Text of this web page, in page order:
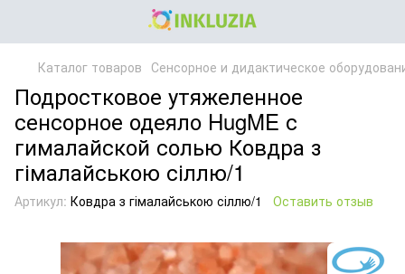
Каталог товаров Сенсорное и дидактическое
Подростковое утяжеленное
сенсорное одеяло HugME с
гималайской солью Ковдра з
гімалайською сіллю/1
Артикул: Ковдра з гімалайською сіллю/1 Оставить отзыв